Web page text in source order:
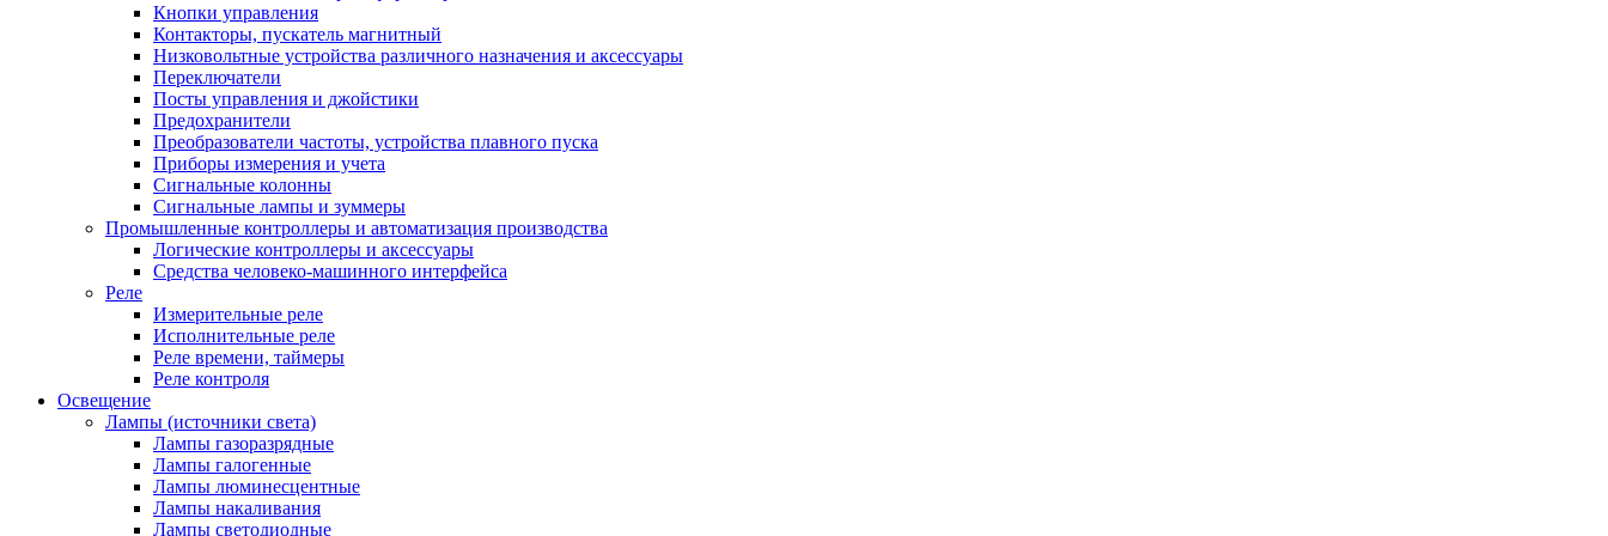
Кнопки управления
Контакторы, пускатель магнитный
Низковольтные устройства различного назначения и аксессуары
Переключатели
Посты управления и джойстики
Предохранители
Преобразователи частоты, устройства плавного пуска
Приборы измерения и учета
Сигнальные колонны
Сигнальные лампы и зуммеры
Промышленные контроллеры и автоматизация производства
Логические контроллеры и аксессуары
Средства человеко-машинного интерфейса
Реле
Измерительные реле
Исполнительные реле
Реле времени, таймеры
Реле контроля
Освещение
Лампы (источники света)
Лампы газоразрядные
Лампы галогенные
Лампы люминесцентные
Лампы накаливания
Лампы светодиодные